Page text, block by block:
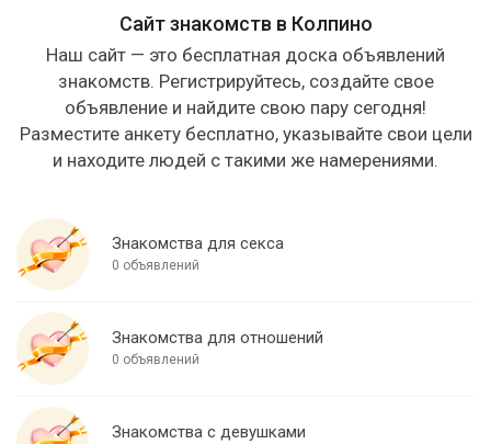
Сайт знакомств в Колпино
Наш сайт — это бесплатная доска объявлений
знакомств. Регистрируйтесь, создайте свое
объявление и найдите свою пару сегодня!
Разместите анкету бесплатно, указывайте свои цели
и находите людей с такими же намерениями.
Знакомства для секса
0 объявлений
Знакомства для отношений
0 объявлений
Знакомства с девушками